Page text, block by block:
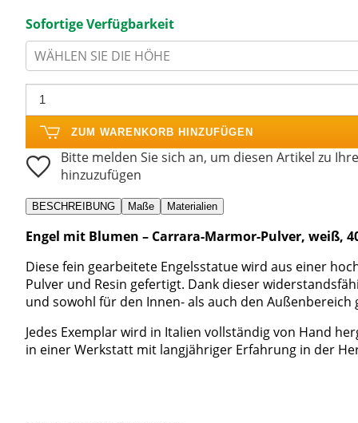
Sofortige Verfügbarkeit
WÄHLEN SIE DIE HÖHE
ZUM WARENKORB HINZUFÜGEN
Bitte melden Sie sich an, um diesen Artikel zu
hinzuzufügen
BESCHREIBUNG Maße Materialien
Engel mit Blumen – Carrara-Marmor-Pulver, weiß,
Diese fein gearbeitete Engelsstatue wird aus einer
Pulver und Resin gefertigt. Dank dieser
und sowohl für den Innen- als auch den Außenbereich
Jedes Exemplar wird in Italien vollständig von Hand
in einer Werkstatt mit langjähriger Erfahrung in der